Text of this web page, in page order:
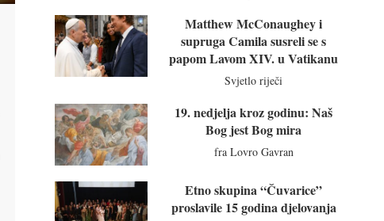
Matthew McConaughey i
supruga Camila susreli se s
papom Lavom XIV. u Vatikanu
Svjetlo riječi
19. nedjelja kroz godinu: Naš
Bog jest Bog mira
fra Lovro Gavran
Etno skupina “Čuvarice”
proslavile 15 godina djelovanja